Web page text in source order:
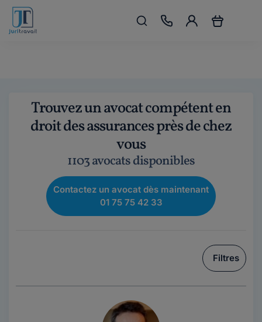
Trouvez un avocat compétent en
droit des assurances près de chez
vous
1103 avocats disponibles
Contactez un avocat dès maintenant
01 75 75 42 33
Filtres